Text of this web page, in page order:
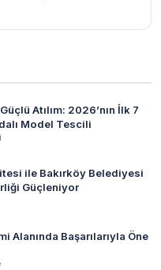
Atılım: 2026’nın İlk 7
Model Tescili
ile Bakırköy Belediyesi
Güçleniyor
Alanında Başarılarıyla Öne